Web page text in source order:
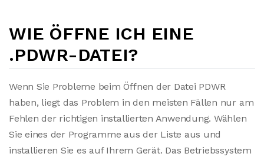
WIE ÖFFNE ICH EINE
.PDWR-DATEI?
Wenn Sie Probleme beim Öffnen der Datei PDWR
haben, liegt das Problem in den meisten Fällen nur am
Fehlen der richtigen installierten Anwendung. Wählen
Sie eines der Programme aus der Liste aus und
installieren Sie es auf Ihrem Gerät. Das Betriebssystem